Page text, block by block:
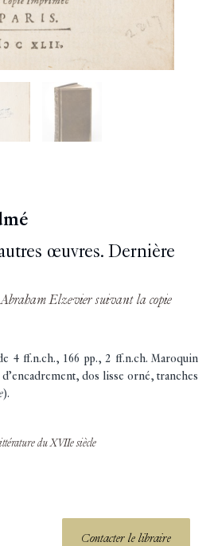
œuvres. Dernière
Elzevier suivant la copie
4 ff.n.ch., 166 pp., 2 ff.n.ch. Maroquin
dos lisse orné, tranches
).
du XVIIe siècle
Contacter le libraire